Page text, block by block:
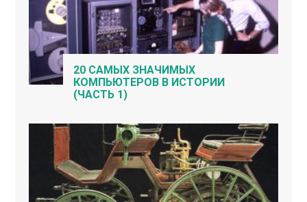
20 САМЫХ ЗНАЧИМЫХ
КОМПЬЮТЕРОВ В ИСТОРИИ
(ЧАСТЬ 1)